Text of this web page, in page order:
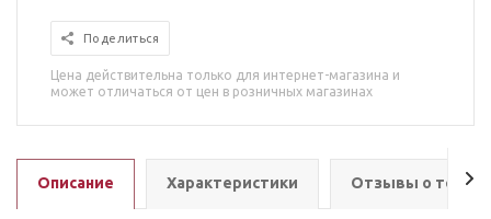
Поделиться
Цена действительна только для интернет-магазина и
может отличаться от цен в розничных магазинах
Описание Характеристики Отзывы о